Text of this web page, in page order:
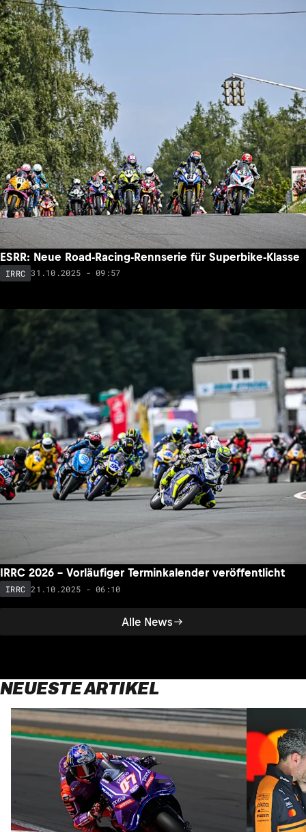
Alle News
ESRR: Neue Road-Racing-Rennserie für Superbike-Klasse
IRRC 31.10.2025 - 09:57
IRRC 2026 – Vorläufiger Terminkalender veröffentlicht
IRRC 21.10.2025 - 06:10
NEUESTE ARTIKEL